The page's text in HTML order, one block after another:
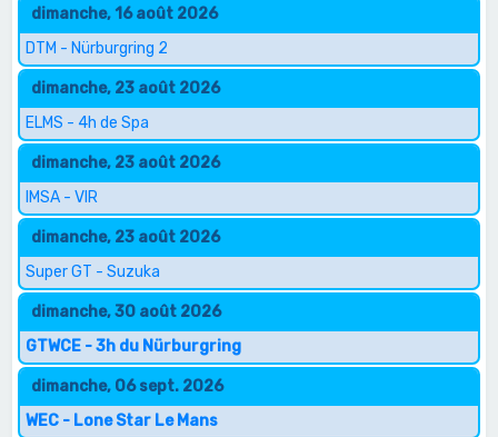
dimanche, 16 août 2026
DTM - Nürburgring 2
dimanche, 23 août 2026
ELMS - 4h de Spa
dimanche, 23 août 2026
IMSA - VIR
dimanche, 23 août 2026
Super GT - Suzuka
dimanche, 30 août 2026
GTWCE - 3h du Nürburgring
dimanche, 06 sept. 2026
WEC - Lone Star Le Mans